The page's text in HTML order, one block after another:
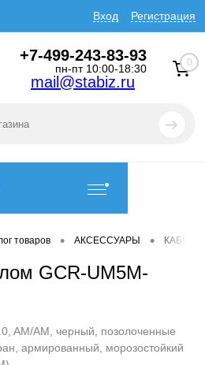
Вход Регистрация
+7-499-243-83-93
пн-пт 10:00-18:30
mail@stabiz.ru
0
товаров • АКСЕССУАРЫ •
GCR-UM5M-
AM/AM, черный, позолоченные
армированный, морозостойкий